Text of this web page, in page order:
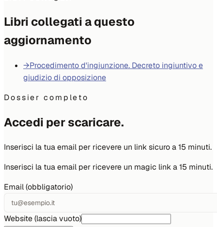
Libri collegati a questo
aggiornamento
→Procedimento d'ingiunzione. Decreto ingiuntivo e
giudizio di opposizione
Dossier completo
Accedi per scaricare.
Inserisci la tua email per ricevere un link sicuro a 15 minuti.
Inserisci la tua email per ricevere un magic link a 15 minuti.
Email (obbligatorio)
Website (lascia vuoto)